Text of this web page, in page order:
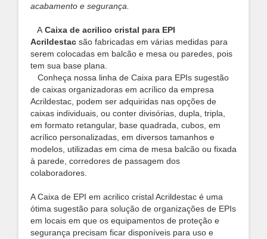
acabamento e segurança.
A Caixa de acrilico cristal para EPI
Acrildestac são fabricadas em várias medidas para
serem colocadas em balcão e mesa ou paredes, pois
tem sua base plana.
Conheça nossa linha de Caixa para EPIs sugestão
de caixas organizadoras em acrílico da empresa
Acrildestac, podem ser adquiridas nas opções de
caixas individuais, ou conter divisórias, dupla, tripla,
em formato retangular, base quadrada, cubos, em
acrílico personalizadas, em diversos tamanhos e
modelos, utilizadas em cima de mesa balcão ou fixada
à parede, corredores de passagem dos
colaboradores.
A Caixa de EPI em acrilico cristal Acrildestac é uma
ótima sugestão para solução de organizações de EPIs
em locais em que os equipamentos de proteção e
segurança precisam ficar disponíveis para uso e